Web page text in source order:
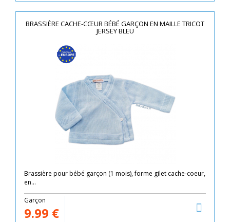
BRASSIÈRE CACHE-CŒUR BÉBÉ GARÇON EN MAILLE TRICOT
JERSEY BLEU
Brassière pour bébé garçon (1 mois), forme gilet cache-coeur,
en...
Garçon
9.99 €